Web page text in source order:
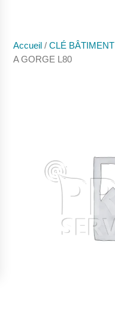
Accueil /CLÉ BÂTIMENT
A GORGE L80